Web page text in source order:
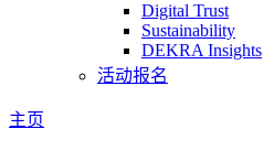
Digital Trust
Sustainability
DEKRA Insights
活动报名
主页